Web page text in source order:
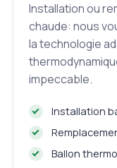
Installation ou
chaude: nous
la technologie
impeccable.
Installation
Ballon